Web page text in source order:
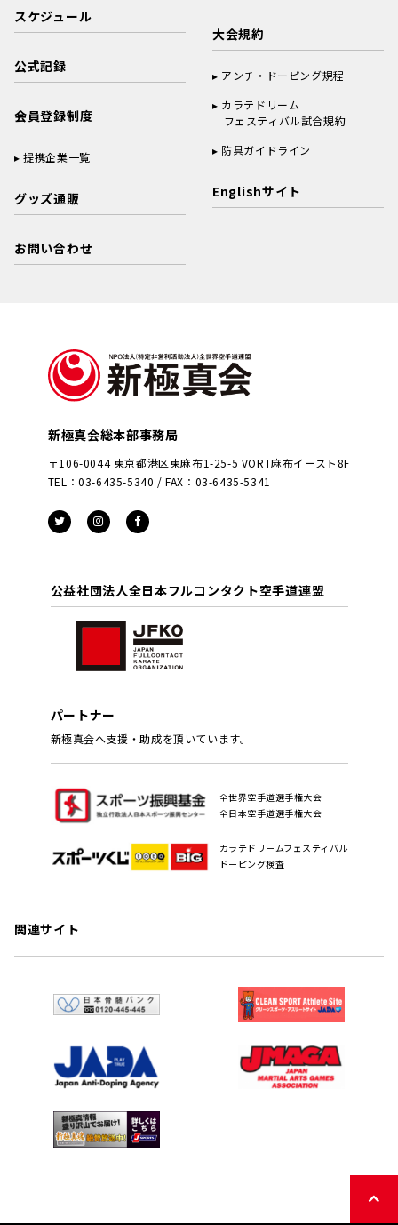
スケジュール
公式記録
会員登録制度
提携企業一覧
グッズ通販
お問い合わせ
大会規約
アンチ・ドーピング規程
カラテドリーム
フェスティバル試合規約
防具ガイドライン
Englishサイト
新極真会総本部事務局
〒106-0044 東京都港区東麻布1-25-5 VORT麻布イースト8F
TEL：03-6435-5340 / FAX：03-6435-5341
公益社団法人全日本フルコンタクト空手道連盟
パートナー
新極真会へ支援・助成を頂いています。
全世界空手道選手権大会
全日本空手道選手権大会
カラテドリームフェスティバル
ドーピング検査
関連サイト